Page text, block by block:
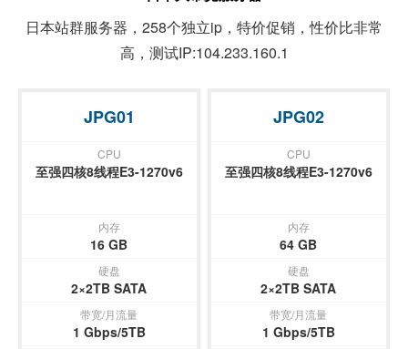
日本站群服务器，258个独立ip，特价促销，性价比非常
高，测试IP:104.233.160.1
JPG01
CPU
至强四核8线程E3-1270v6
内存
16 GB
硬盘
2×2TB SATA
带宽/月流量
1 Gbps/5TB
JPG02
CPU
至强四核8线程E3-1270v6
内存
64 GB
硬盘
2×2TB SATA
带宽/月流量
1 Gbps/5TB